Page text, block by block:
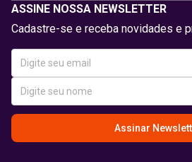
ASSINE NOSSA NEWSLETTER
Cadastre-se e receba novidades e
Assinar